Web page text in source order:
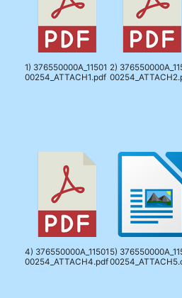
909林玉楓
909林朝智
910謝尚橙
910溫婕伶
911王祉傑
911張 婷
912彭子宸
1) 376550000A_11501
00254_ATTACH1.pdf
2)
4) 376550000A_11501
00254_ATTACH4.pdf
5)